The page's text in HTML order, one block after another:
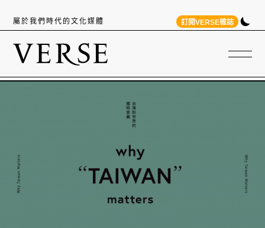
屬於我們時代的文化媒體 訂閱VERSE雜誌